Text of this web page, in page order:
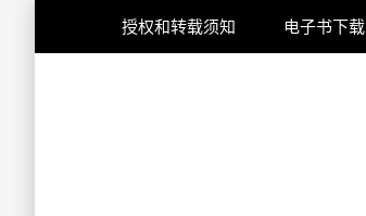
授权和转载须知 电子书下载